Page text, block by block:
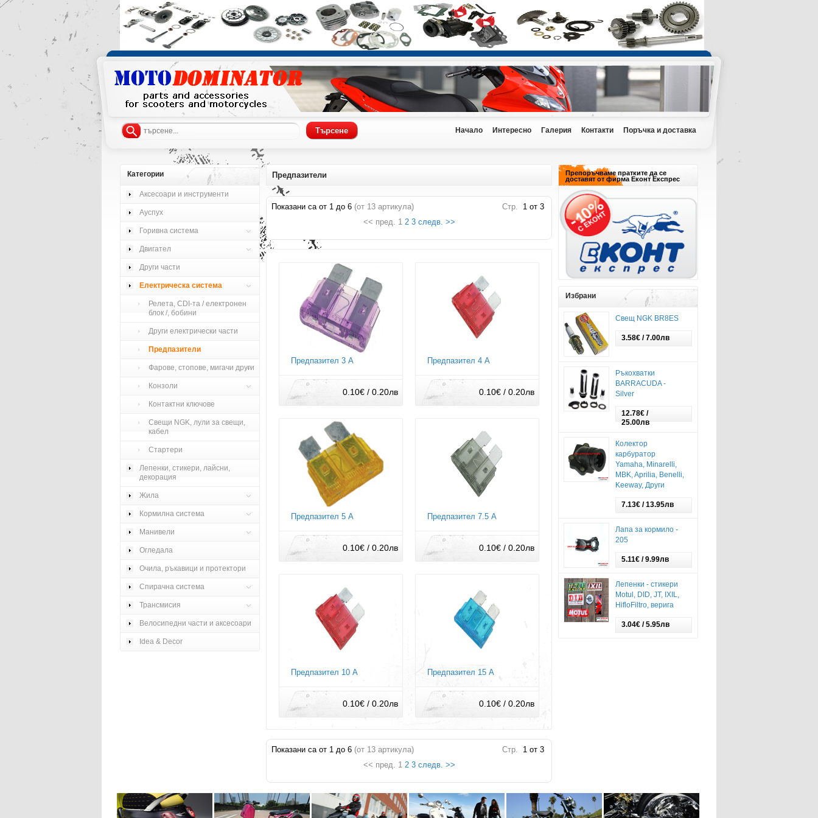
Начало Интересно Галерия Контакти Поръчка и доставка
Предпазители
Показани са от 1 до 6 (от 13 артикула) Стр. 1 от 3
<< пред. 1 2 3 следв. >>
Предпазител 3 А
0.10€ / 0.20лв
Предпазител 4 А
0.10€ / 0.20лв
Предпазител 5 А
0.10€ / 0.20лв
Предпазител 7.5 А
0.10€ / 0.20лв
Предпазител 10 А
0.10€ / 0.20лв
Предпазител 15 А
0.10€ / 0.20лв
Показани са от 1 до 6 (от 13 артикула) Стр. 1 от 3
<< пред. 1 2 3 следв. >>
Категории
Аксесоари и инструменти
Ауспух
Горивна система
Двигател
Други части
Електрическа система
Релета, CDI-та / електронен
блок /, бобини
Други електрически части
Предпазители
Фарове, стопове, мигачи други
Конзоли
Контактни ключове
Свещи NGK, лули за свещи,
кабел
Стартери
Лепенки, стикери, лайсни,
декорация
Жила
Кормилна система
Манивели
Огледала
Очила, ръкавици и протектори
Спирачна система
Трансмисия
Велосипедни части и аксесоари
Idea & Decor
Препоръчваме пратките да се
доставят от фирма Еконт Експрес
Избрани
Свещ NGK BR8ES
3.58€ / 7.00лв
Ръкохватки
BARRACUDA -
Silver
12.78€ /
25.00лв
Колектор
карбуратор
Yamaha, Minarelli,
MBK, Aprilia, Benelli,
Keeway, Други
7.13€ / 13.95лв
Лапа за кормило -
205
5.11€ / 9.99лв
Лепенки - стикери
Motul, DID, JT, IXIL,
HifloFiltro, верига
3.04€ / 5.95лв